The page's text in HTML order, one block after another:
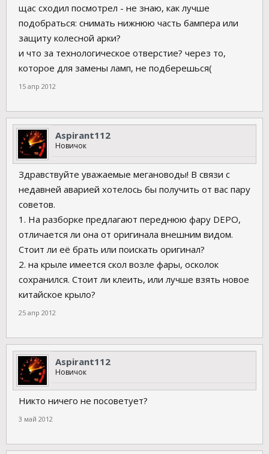
щас сходил посмотрел - не знаю, как лучше
подобраться: снимать нижнюю часть бампера или
защиту колесной арки?
и что за технологическое отверстие? через то,
которое для замены ламп, не подберешься(
15 апр 2012
Aspirant112
Новичок
Здравствуйте уважаемые мегановоды! В связи с
недавней аварией хотелось бы получить от вас пару
советов.
1. На разборке предлагают переднюю фару DEPO,
отличается ли она от оригинала внешним видом.
Стоит ли её брать или поискать оригинал?
2. на крыле имеется скол возле фары, осколок
сохранился. Стоит ли клеить, или лучше взять новое
китайское крыло?
25 апр 2012
Aspirant112
Новичок
Никто ничего не посоветует?
3 май 2012